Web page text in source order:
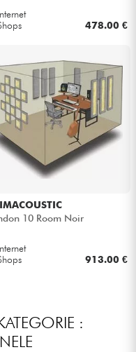
478.00 €
10 Room Noir
913.00 €
: